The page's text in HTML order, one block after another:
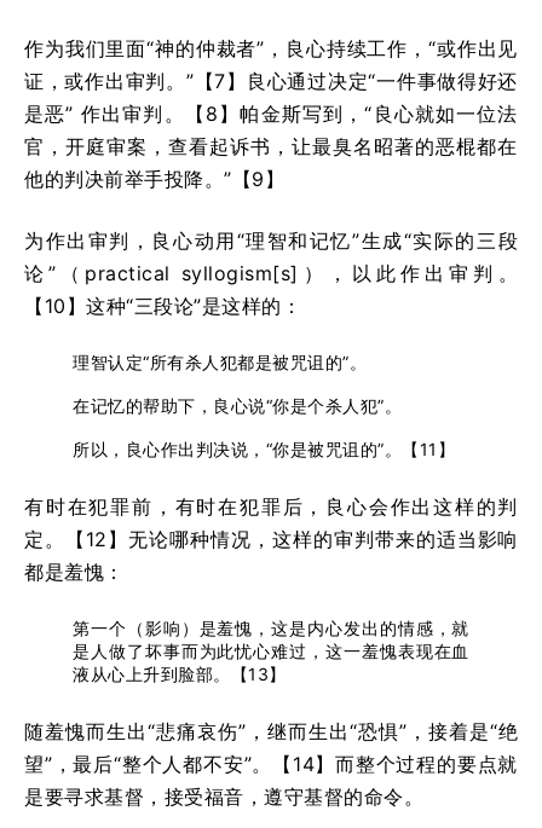
作为我们里面“神的仲裁者”，良心持续工作，“或作出见
证，或作出审判。”【7】良心通过决定“一件事做得好还
是恶” 作出审判。【8】帕金斯写到，“良心就如一位法
官，开庭审案，查看起诉书，让最臭名昭著的恶棍都在
他的判决前举手投降。”【9】
为作出审判，良心动用“理智和记忆”生成“实际的三段
论”（ practical syllogism[s] ），以此作出审判。
【10】这种“三段论”是这样的：
理智认定“所有杀人犯都是被咒诅的”。
在记忆的帮助下，良心说“你是个杀人犯”。
所以，良心作出判决说，“你是被咒诅的”。【11】
有时在犯罪前，有时在犯罪后，良心会作出这样的判
定。【12】无论哪种情况，这样的审判带来的适当影响
都是羞愧：
第一个（影响）是羞愧，这是内心发出的情感，就
是人做了坏事而为此忧心难过，这一羞愧表现在血
液从心上升到脸部。【13】
随羞愧而生出“悲痛哀伤”，继而生出“恐惧”，接着是“绝
望”，最后“整个人都不安”。【14】而整个过程的要点就
是要寻求基督，接受福音，遵守基督的命令。